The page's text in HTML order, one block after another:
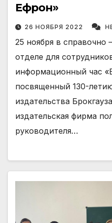
Ефрон»
26 НОЯБРЯ 2022
25 ноября в
отделе для
информационный час
посвященный 130-
издательства
издательская фирма
руководителя…